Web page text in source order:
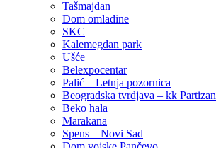
Tašmajdan
Dom omladine
SKC
Kalemegdan park
Ušće
Belexpocentar
Palić – Letnja pozornica
Beogradska tvrdjava – kk Partizan
Beko hala
Marakana
Spens – Novi Sad